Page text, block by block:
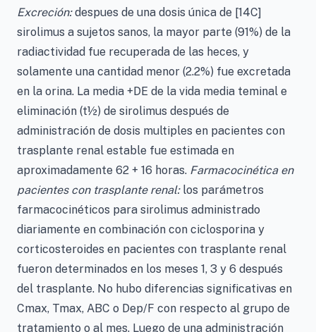
Excreción:despues de una dosis única de [14C]
sirolimus a sujetos sanos, la mayor parte (91%) de la
radiactividad fue recuperada de las heces, y
solamente una cantidad menor (2.2%) fue excretada
en la orina. La media +DE de la vida media teminal e
eliminación (t½) de sirolimus después de
administración de dosis multiples en pacientes con
trasplante renal estable fue estimada en
aproximadamente 62 + 16 horas. Farmacocinética en
pacientes con trasplante renal:los parámetros
farmacocinéticos para sirolimus administrado
diariamente en combinación con ciclosporina y
corticosteroides en pacientes con trasplante renal
fueron determinados en los meses 1, 3 y 6 después
del trasplante. No hubo diferencias significativas en
Cmax, Tmax, ABC o Dep/F con respecto al grupo de
tratamiento o al mes. Luego de una administración